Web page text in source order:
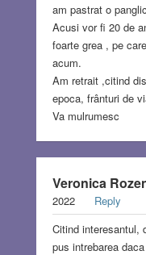
am pastrat o
Acusi vor fi 20 de
foarte grea , pe
acum.
Am retrait ,citind
epoca, frânturi de
Va mulrumesc
Veronica
2022
Reply
Citind interesantul,
pus intrebarea